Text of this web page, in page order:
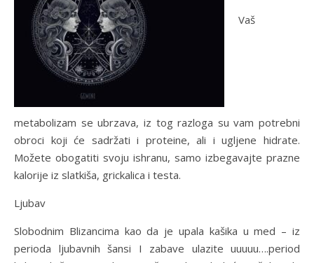
Vaš
metabolizam se ubrzava, iz tog razloga su vam potrebni
obroci koji će sadržati i proteine, ali i ugljene hidrate.
Možete obogatiti svoju ishranu, samo izbegavajte prazne
kalorije iz slatkiša, grickalica i testa.
Ljubav
Slobodnim Blizancima kao da je upala kašika u med – iz
perioda ljubavnih šansi I zabave ulazite uuuuu….period